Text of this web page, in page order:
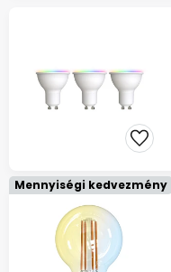
Mennyiségi kedvezmény